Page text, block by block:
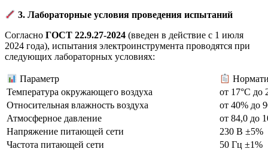
3. Лабораторные условия проведения испытаний
Согласно ГОСТ 22.9.27-2024 (введен в действие с 1 июля
2024 года), испытания электроинструмента проводятся при
следующих лабораторных условиях:
Параметр
Температура окружающего воздуха
от 17°C до
Относительная влажность воздуха
от 40% до
Атмосферное давление
от 84,0 до
Напряжение питающей сети
230 В ±5%
Частота питающей сети
50 Гц ±1%